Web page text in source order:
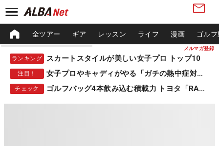
メルマガ登録
全ツアー ギア レッスン ライフ 漫画 ゴル
ランキング スカートスタイルが美しい女子プロ トップ10
注目！ 女子プロやキャディがやる「ガチの熱中症対策」
チェック ゴルフバッグ4本飲み込む積載力 トヨタ「RAV4」